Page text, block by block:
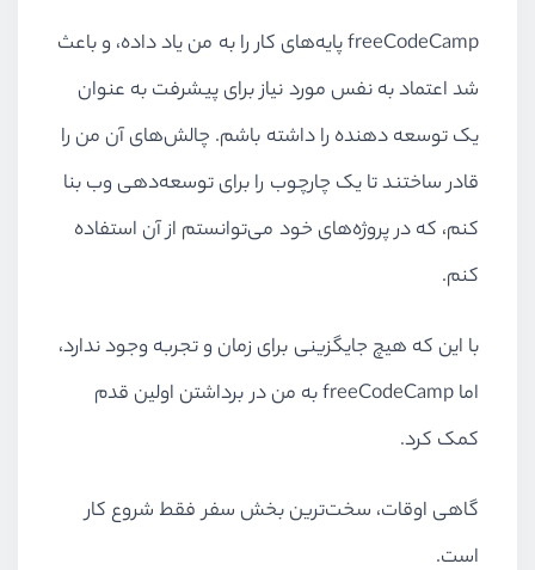
freeCodeCamp‌ پایه‌‌های کار را به من یاد داده، و باعث
شد اعتماد به نفس مورد نیاز برای پیشرفت به عنوان
یک توسعه دهنده را داشته باشم. چالش‌های‌ آن من را
قادر ساختند تا یک چارچوب را برای توسعه‌دهی وب بنا
کنم، که در پروژه‌های خود می‌توانستم از آن استفاده
کنم.
با این که هیچ جایگزینی برای زمان و تجربه وجود ندارد،
اما freeCodeCamp‌ به من در برداشتن اولین قدم
کمک کرد.
گاهی اوقات، سخت‌ترین بخش سفر فقط شروع کار
است.